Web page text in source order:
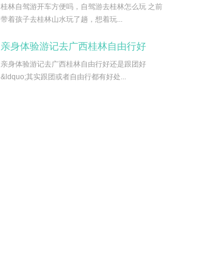
桂林自驾游开车方便吗，自驾游去桂林怎么玩 之前
带着孩子去桂林山水玩了趟，想着玩...
亲身体验游记去广西桂林自由行好
亲身体验游记去广西桂林自由行好还是跟团好
&ldquo;其实跟团或者自由行都有好处...